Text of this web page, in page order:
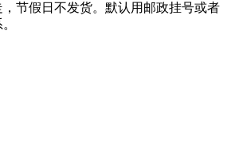
节假日不发货。默认用邮政挂号或者